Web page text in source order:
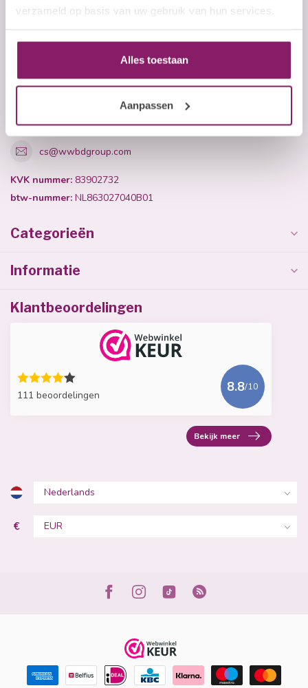
verzameld op basis van uw gebruik van hun services.
Alles toestaan
Aanpassen
John F. Kennedylaan 21L
+31 (0)40 254 75 11
cs@wwbdgroup.com
KVK nummer: 83902732
btw-nummer: NL863027040B01
Categorieën
Informatie
Klantbeoordelingen
111 beoordelingen
8.8/10
Bekijk meer
€